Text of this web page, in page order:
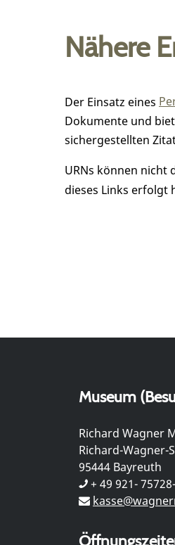
Nähere
Der Einsatz eines
Dokumente und
sichergestellten
URNs können nicht
dieses Links erfolgt
Museum
Richard Wagner
Richard-Wagner-
95444 Bayreuth
+ 49 921-